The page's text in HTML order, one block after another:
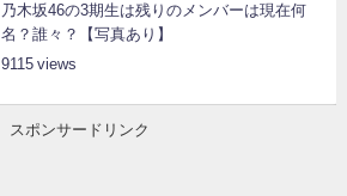
乃木坂46の3期生は残りのメンバーは現在何
名？誰々？【写真あり】
9115
スポンサードリンク